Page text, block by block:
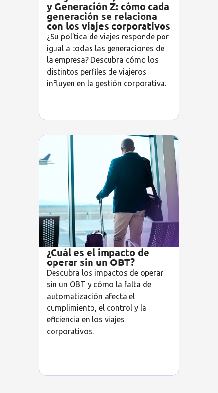
y Generación Z: cómo cada
generación se relaciona
con los viajes corporativos
¿Su política de viajes responde por
igual a todas las generaciones de
la empresa? Descubra cómo los
distintos perfiles de viajeros
influyen en la gestión corporativa.
¿Cuál es el impacto de
operar sin un OBT?
Descubra los impactos de operar
sin un OBT y cómo la falta de
automatización afecta el
cumplimiento, el control y la
eficiencia en los viajes
corporativos.